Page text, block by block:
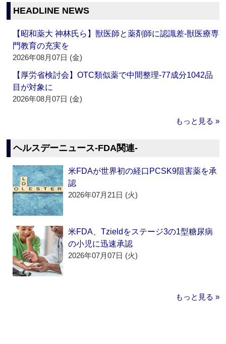
HEADLINE NEWS
【昭和薬大 神林氏ら】獣医師と薬剤師に認識差‐獣医療専
門教育の充実を
2026年08月07日 (金)
【厚労省検討会】OTC類似薬で中間整理‐77成分1042品
目が対象に
2026年08月07日 (金)
もっと見る »
ヘルスデーニュース‐FDA関連‐
米FDAが世界初の経口PCSK9阻害薬を承
認
2026年07月21日 (火)
米FDA、Tzieldをステージ3の1型糖尿病
の小児に迅速承認
2026年07月07日 (火)
もっと見る »